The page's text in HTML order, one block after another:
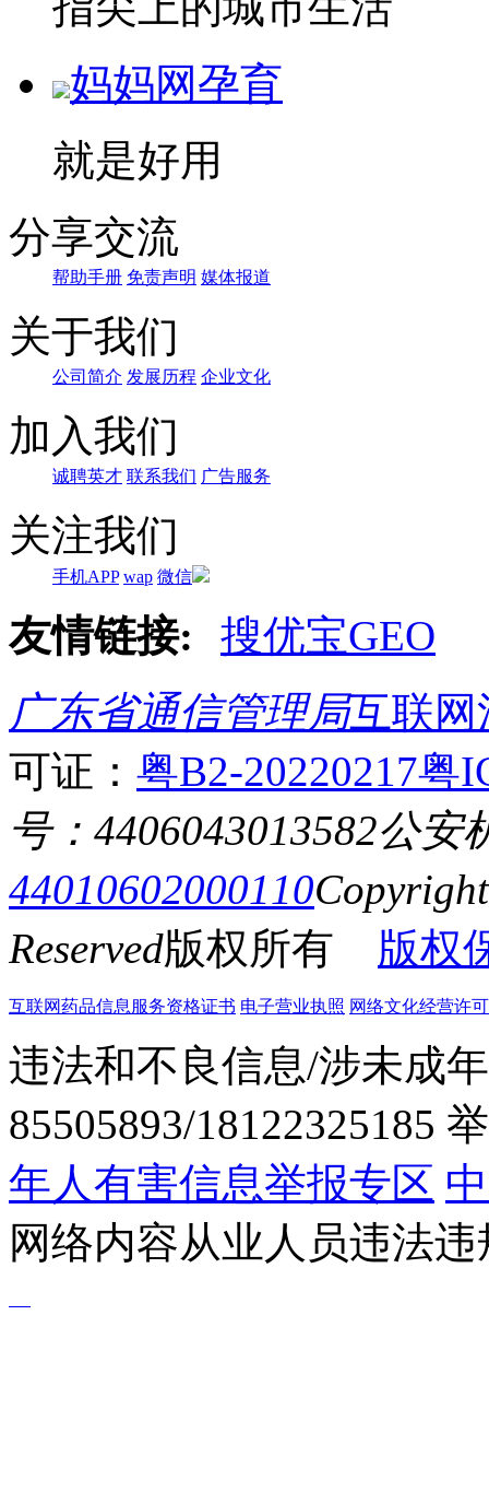
妈妈网孕育
就是好用
分享交流
帮助手册 免责声明 媒体报道
关于我们
公司简介 发展历程 企业文化
加入我们
诚聘英才 联系我们 广告服务
关注我们
手机APP wap 微信
友情链接:
搜优宝GEO
广东省通信管理局互联网
可证： 粤B2-20220217粤
号：4406043013582公安
44010602000110
Reserved版权所有 版权
互联网药品信息服务资格证书 电子营业执照 网络文化经营许
违法和不良信息/涉未成
85505893/18122325185
年人有害信息举报专区
网络内容从业人员违法